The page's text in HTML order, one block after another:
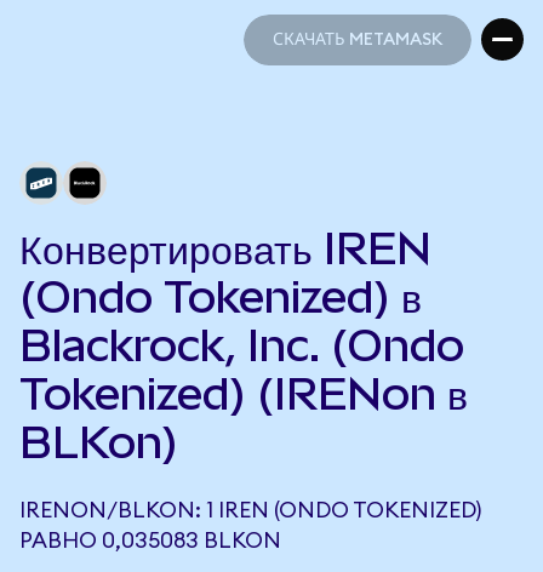
СКАЧАТЬ METAMASK
Конвертировать IREN
(Ondo Tokenized) в
Blackrock, Inc. (Ondo
Tokenized) (IRENon в
BLKon)
IRENON/BLKON: 1 IREN (ONDO TOKENIZED)
РАВНО 0,035083 BLKON